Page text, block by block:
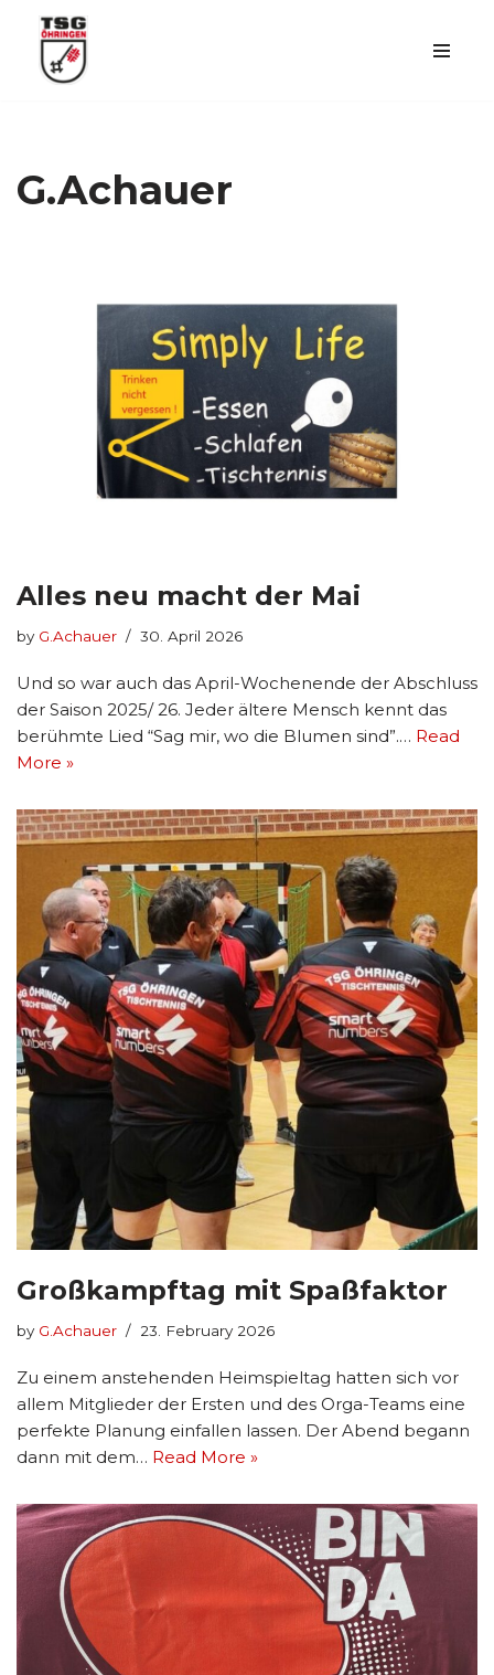
Skip
G.Achauer
Alles neu macht der Mai
by G.Achauer 30. April 2026
Und so war auch das April-Wochenende der Abschluss
der Saison 2025/ 26. Jeder ältere Mensch kennt das
berühmte Lied “Sag mir, wo die Blumen sind”.… Read
More »
Großkampftag mit Spaßfaktor
by G.Achauer 23. February 2026
Zu einem anstehenden Heimspieltag hatten sich vor
allem Mitglieder der Ersten und des Orga-Teams eine
perfekte Planung einfallen lassen. Der Abend begann
dann mit dem… Read More »